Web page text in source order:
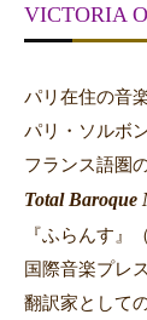
VICTORIA
パリ在住の音
パリ・ソルボ
フランス語圏
Total Baroque
『ふらんす』
国際音楽プレ
翻訳家として